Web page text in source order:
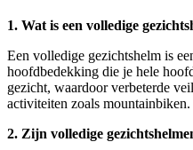
1. Wat is een volledige
Een volledige gezichtshelm is
hoofdbedekking die je hele
gezicht, waardoor verbeterde
activiteiten zoals mountainbiken.
2. Zijn volledige